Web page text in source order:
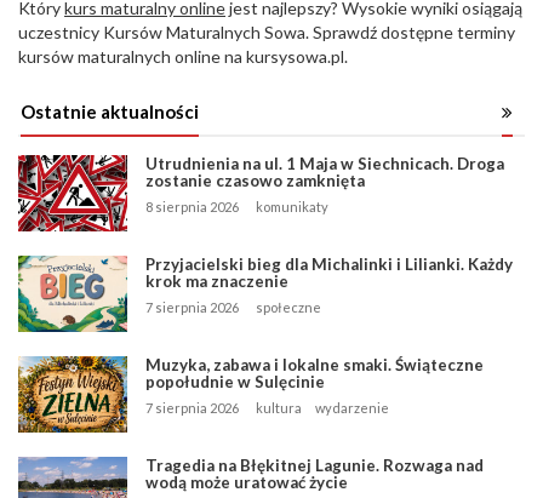
Którykurs maturalny onlinejest najlepszy? Wysokie wyniki osiągają
uczestnicy Kursów Maturalnych Sowa. Sprawdź dostępne terminy
kursów maturalnych online na kursysowa.pl.
Ostatnie aktualności
Utrudnienia na ul. 1 Maja w Siechnicach. Droga
zostanie czasowo zamknięta
8 sierpnia 2026 komunikaty
Przyjacielski bieg dla Michalinki i Lilianki. Każdy
krok ma znaczenie
7 sierpnia 2026 społeczne
Muzyka, zabawa i lokalne smaki. Świąteczne
popołudnie w Sulęcinie
7 sierpnia 2026 kultura wydarzenie
Tragedia na Błękitnej Lagunie. Rozwaga nad
wodą może uratować życie